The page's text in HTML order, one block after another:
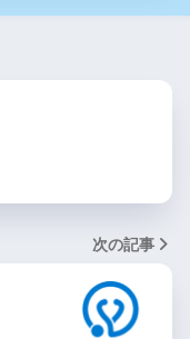
次の記事